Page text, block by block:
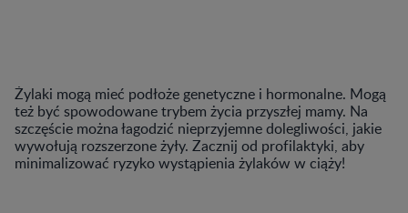
Żylaki mogą mieć podłoże genetyczne i hormonalne. Mogą
też być spowodowane trybem życia przyszłej mamy. Na
szczęście można łagodzić nieprzyjemne dolegliwości, jakie
wywołują rozszerzone żyły. Zacznij od profilaktyki, aby
minimalizować ryzyko wystąpienia żylaków w ciąży!